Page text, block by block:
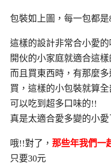
包裝如上圖，每一包都
這樣的設計非常合小愛
開伙的小家庭就適合這樣
而且買東西時，有那麼
買，這樣的小包裝就算
可以吃到超多口味的!!
真是太適合愛多變的小愛
哦!!對了， 那些年我們一
只要30元